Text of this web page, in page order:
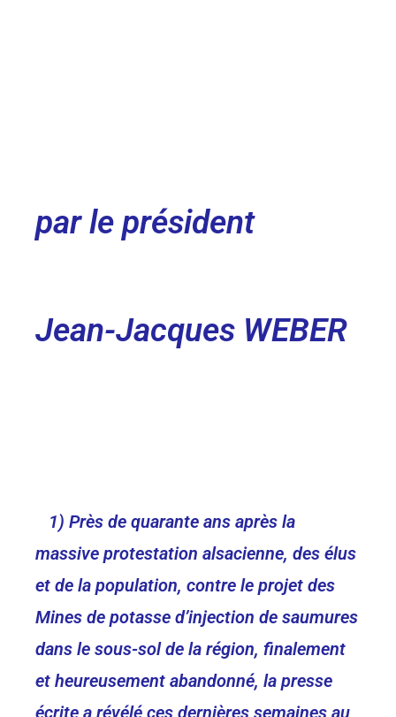
par le président
Jean-Jacques WEBER
1) Près de quarante ans après la
massive protestation alsacienne, des élus
et de la population, contre le projet des
Mines de potasse d’injection de saumures
dans le sous-sol de la région, finalement
et heureusement abandonné, la presse
écrite a révélé ces dernières semaines au